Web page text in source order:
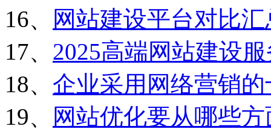
16、
网站建设平台对比汇
17、 2025高端网站建设
18、 企业采用网络营销
19、
网站优化要从哪些